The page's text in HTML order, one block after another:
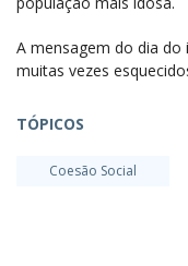
A mensagem do dia
muitas vezes
TÓPICOS
Coesão Social